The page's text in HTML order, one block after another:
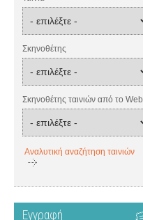
Σκηνοθέτης
Σκηνοθέτης ταινιών από το Web
Αναλυτική αναζήτηση ταινιών
Εγγραφή